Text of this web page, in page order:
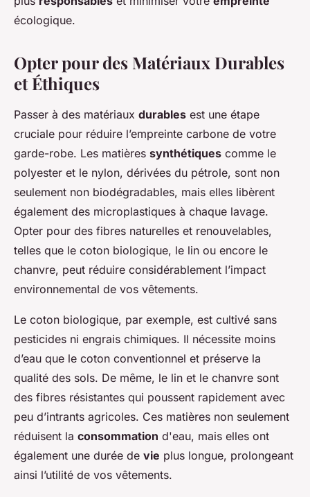
écologique.
Opter pour des Matériaux Durables
et Éthiques
Passer à des matériaux durables est une étape
cruciale pour réduire l’empreinte carbone de votre
garde-robe. Les matières synthétiques comme le
polyester et le nylon, dérivées du pétrole, sont non
seulement non biodégradables, mais elles libèrent
également des microplastiques à chaque lavage.
Opter pour des fibres naturelles et renouvelables,
telles que le coton biologique, le lin ou encore le
chanvre, peut réduire considérablement l’impact
environnemental de vos vêtements.
Le coton biologique, par exemple, est cultivé sans
pesticides ni engrais chimiques. Il nécessite moins
d’eau que le coton conventionnel et préserve la
qualité des sols. De même, le lin et le chanvre sont
des fibres résistantes qui poussent rapidement avec
peu d’intrants agricoles. Ces matières non seulement
réduisent la consommation d'eau, mais elles ont
également une durée de vie plus longue, prolongeant
ainsi l’utilité de vos vêtements.